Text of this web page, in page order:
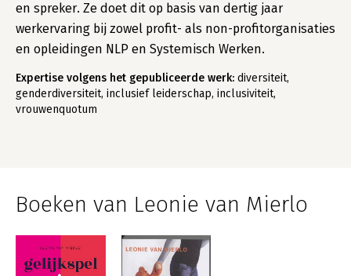
en spreker. Ze doet dit op basis van dertig jaar
werkervaring bij zowel profit- als non-profitorganisaties
en opleidingen NLP en Systemisch Werken.
Expertise volgens het gepubliceerde werk: diversiteit,
genderdiversiteit, inclusief leiderschap, inclusiviteit,
vrouwenquotum
Boeken van Leonie van Mierlo